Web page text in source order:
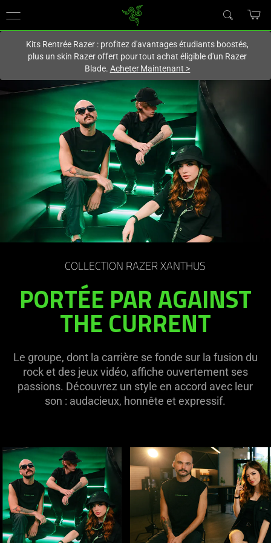
Vous êtes actuellement sur le site
Kits Rentrée Razer : profitez d'avantages étudiants boostés,
plus un skin Razer offert pour tout achat éligible d'un Razer
Blade. Acheter Maintenant >
COLLECTION RAZER XANTHUS
PORTÉE PAR AGAINST
THE CURRENT
Le groupe, dont la carrière se fonde sur la fusion du
rock et des jeux vidéo, affiche ouvertement ses
passions. Découvrez un style en accord avec leur
son : audacieux, honnête et expressif.
This
is
carousel
panning